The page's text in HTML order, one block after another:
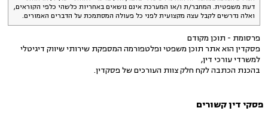
דעת משפטית. המחבר/ת ו/או המערכת אינם נושאים באחריות כלשהי כלפי הקוראים,
ואלה נדרשים לקבל עצה מקצועית לפני כל פעולה המסתמכת על הדברים האמורים.
פרסומת - תוכן מקודם
פסקדין הוא אתר תוכן משפטי ופלטפורמה המספקת שירותי שיווק דיגיטלי
למשרדי עורכי דין,
בהכנת הכתבה לקח חלק צוות העורכים של פסקדין.
פסקי דין קשורים